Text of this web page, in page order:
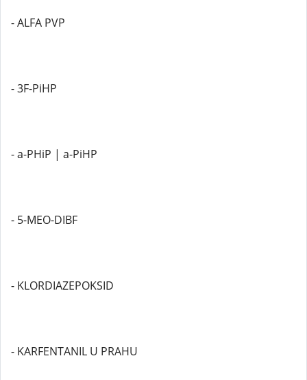
- ALFA PVP
- 3F-PiHP
- a-PHiP | a-PiHP
- 5-MEO-DIBF
- KLORDIAZEPOKSID
- KARFENTANIL U PRAHU